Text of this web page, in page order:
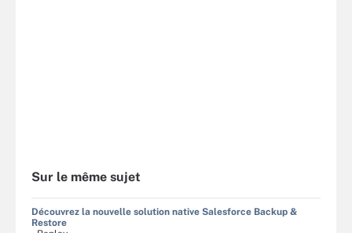
Sur le même sujet
Découvrez la nouvelle solution native Salesforce Backup &
Restore